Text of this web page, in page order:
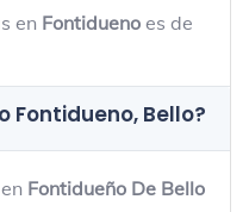
en Fontidueno es de
Fontidueno, Bello?
Fontidueño De Bello